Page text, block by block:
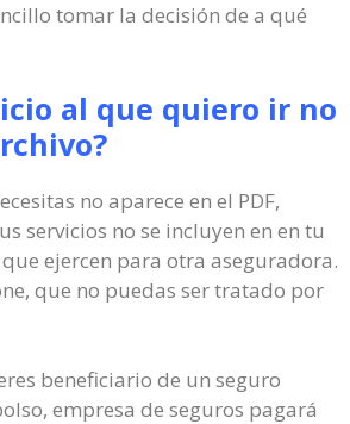
tomar la decisión de a qué
al que quiero ir no
no aparece en el PDF,
servicios no se incluyen en en tu
ejercen para otra aseguradora.
que no puedas ser tratado por
beneficiario de un seguro
empresa de seguros pagará